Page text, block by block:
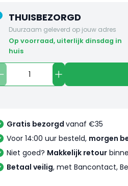
THUISBEZORGD
Duurzaam geleverd op jouw adres
op voorraad, uiterlijk dinsdag in
huis
Gratis bezorgd vanaf €35
Voor 14:00 uur besteld, morgen
Niet goed? Makkelijk retour
Betaal veilig, met Bancontact,